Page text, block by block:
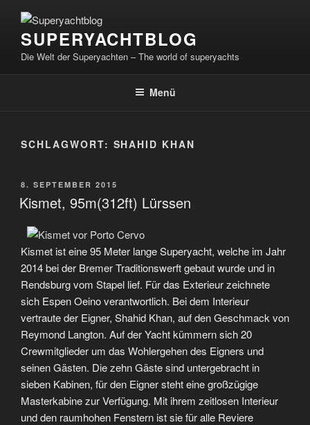
Inhalt
springenSUPERYACHTBLOG
Die Welt der Superyachten – The world of superyachts
Menü
SCHLAGWORT: SHAHID KHAN
VERÖFFENTLICHT
AM
8. SEPTEMBER 2015
Kismet, 95m(312ft) Lürssen
Kismet ist eine 95 Meter lange Superyacht, welche im Jahr
2014 bei der Bremer Traditionswerft gebaut wurde und in
Rendsburg vom Stapel lief. Für das Exterieur zeichnete
sich Espen Oeino verantwortlich. Bei dem Interieur
vertraute der Eigner, Shahid Khan, auf den Geschmack von
Reymond Langton. Auf der Yacht kümmern sich 20
Crewmitglieder um das Wohlergehen des Eigners und
seinen Gästen. Die zehn Gäste sind untergebracht in
sieben Kabinen, für den Eigner steht eine großzügige
Masterkabine zur Verfügung. Mit ihrem zeitlosen Interieur
und den raumhohen Fenstern ist sie für alle Reviere